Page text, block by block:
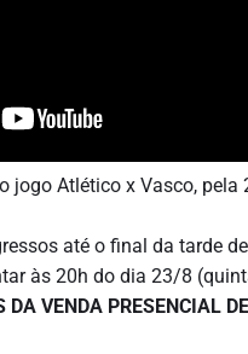
jogo Atlético x Vasco,
até o final da tarde
às 20h do dia 23/8
DA VENDA PRESENCIAL